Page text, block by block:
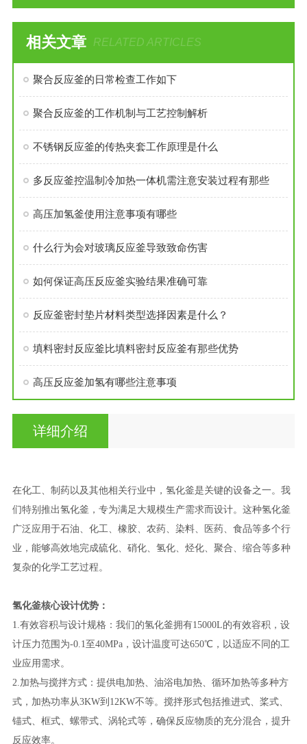
相关文章 RELATED ARTICLES
聚合反应釜的日常检查工作如下
聚合反应釜的工作机制与工艺控制解析
不锈钢反应釜的传热夹套工作原理是什么
多反应釜控温制冷加热一体机需注意安装过程有那些
高压加氢釜使用注意事项有哪些
什么行为会对玻璃反应釜导致致命伤害
如何保证高压反应釜实验结果准确可靠
反应釜密封垫片材料类型选择因素是什么？
填料密封反应釜比填料密封反应釜有那些优势
高压反应釜加氢有哪些注意事项
详细介绍
在化工、制药以及其他相关行业中，氢化釜是关键的设备之一。我
们特别推出氢化釜，专为满足大规模生产需求而设计。这种氢化釜
广泛应用于石油、化工、橡胶、农药、染料、医药、食品等多个行
业，能够高效地完成硫化、硝化、氢化、烃化、聚合、缩合等多种
复杂的化学工艺过程。
氢化釜核心设计优势：
1.有效容积与设计规格：我们的氢化釜拥有15000L的有效容积，设
计压力范围为-0.1至40MPa，设计温度可达650℃，以适应不同的工
业应用需求。
2.加热与搅拌方式：提供电加热、油浴电加热、循环加热等多种方
式，加热功率从3KW到12KW不等。搅拌形式包括推进式、桨式、
锚式、框式、螺带式、涡轮式等，确保反应物质的充分混合，提升
反应效率。